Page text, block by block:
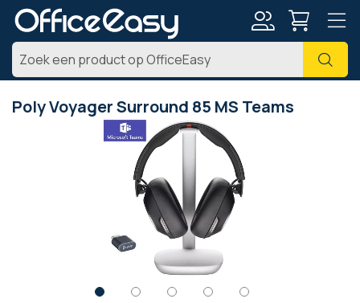
Zoek
Poly Voyager Surround 85 MS Teams